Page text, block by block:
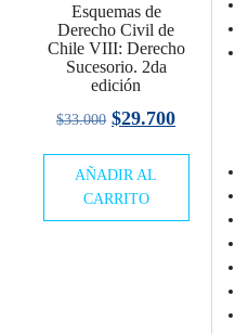
Esquemas de
Derecho Civil de
Chile VIII: Derecho
Sucesorio. 2da
edición
$33.000 El
original
era:
$29.700El
$29.700.
AÑADIR AL
CARRITO